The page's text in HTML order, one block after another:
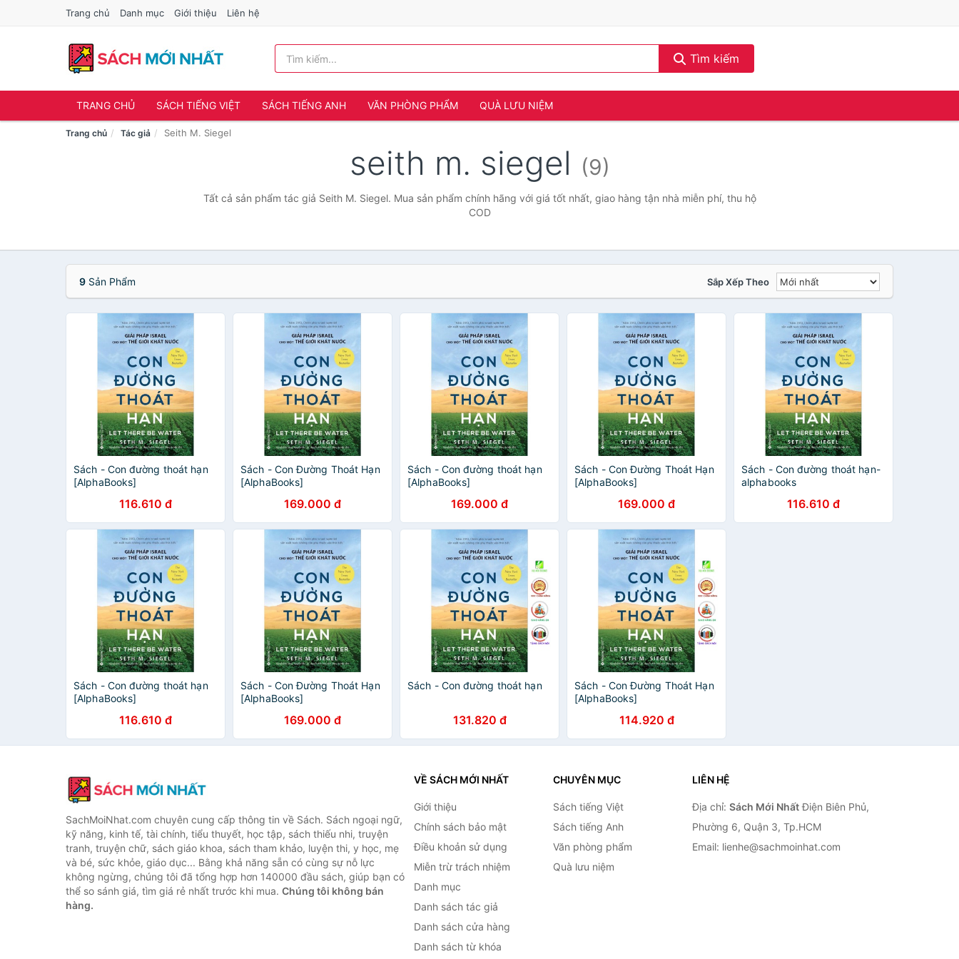
Trang chủ Danh mục Giới thiệu Liên hệ
Tìm kiếm
TRANG CHỦ SÁCH TIẾNG VIỆT SÁCH TIẾNG ANH VĂN PHÒNG PHẨM QUÀ LƯU NIỆM
Trang chủ Tác giả Seith M. Siegel
seith m. siegel (9)
Tất cả sản phẩm tác giả Seith M. Siegel. Mua sản phẩm chính hãng với giá tốt nhất, giao hàng tận nhà miễn phí, thu hộ
COD
9 Sản Phẩm Sắp Xếp Theo
Sách - Con đường thoát hạn
[AlphaBooks]
116.610 đ
Sách - Con Đường Thoát Hạn
[AlphaBooks]
169.000 đ
Sách - Con đường thoát hạn
[AlphaBooks]
169.000 đ
Sách - Con Đường Thoát Hạn
[AlphaBooks]
169.000 đ
Sách - Con đường thoát hạn-
alphabooks
116.610 đ
Sách - Con đường thoát hạn
[AlphaBooks]
116.610 đ
Sách - Con Đường Thoát Hạn
[AlphaBooks]
169.000 đ
Sách - Con đường thoát hạn
131.820 đ
Sách - Con Đường Thoát Hạn
[AlphaBooks]
114.920 đ
SachMoiNhat.com chuyên cung cấp thông tin về Sách. Sách ngoại ngữ,
kỹ năng, kinh tế, tài chính, tiểu thuyết, học tập, sách thiếu nhi, truyện
tranh, truyện chữ, sách giáo khoa, sách tham khảo, luyện thi, y học, mẹ
và bé, sức khỏe, giáo dục... Bằng khả năng sẵn có cùng sự nỗ lực
không ngừng, chúng tôi đã tổng hợp hơn 140000 đầu sách, giúp bạn có
thể so sánh giá, tìm giá rẻ nhất trước khi mua. Chúng tôi không bán
hàng.
VỀ SÁCH MỚI NHẤT
Giới thiệu
Chính sách bảo mật
Điều khoản sử dụng
Miễn trừ trách nhiệm
Danh mục
Danh sách tác giả
Danh sách cửa hàng
Danh sách từ khóa
CHUYÊN MỤC
Sách tiếng Việt
Sách tiếng Anh
Văn phòng phẩm
Quà lưu niệm
LIÊN HỆ
Địa chỉ: Sách Mới NhấtĐiện Biên Phủ,
Phường 6, Quận 3, Tp.HCM
Email: lienhe@sachmoinhat.com